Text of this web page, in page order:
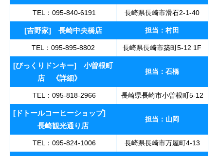
TEL：095-840-6191 長崎県長崎市滑石2-1-40
[吉野家] 長崎中央橋店 担当：村田
TEL：095-895-8802 長崎県長崎市築町5-12 1F
[びっくりドンキー] 小曽根町
店 《詳細》
担当：石橋
TEL：095-818-2966 長崎県長崎市小曽根町5-12
[ドトールコーヒーショップ]
長崎観光通り店
担当：山岡
TEL：095-824-1006 長崎県長崎市万屋町4-13